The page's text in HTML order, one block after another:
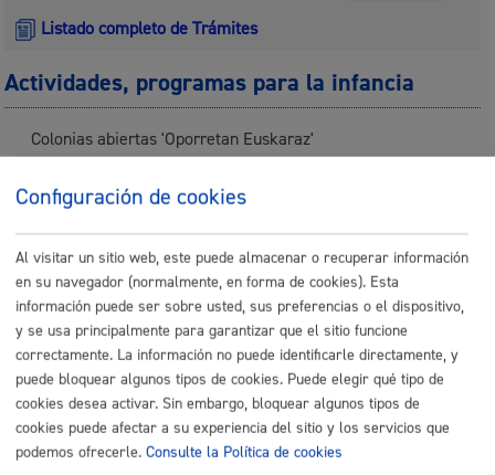
Listado completo de Trámites
Actividades, programas para la infancia
Colonias abiertas 'Oporretan Euskaraz'
ONLINE
TELÉFONO
MÁQUINA
Escuela Música y Danza - Inscripción del alumnado
ONLINE
PRESENCIAL
TELÉFONO
Configuración de cookies
Al visitar un sitio web, este puede almacenar o recuperar información
en su navegador (normalmente, en forma de cookies). Esta
información puede ser sobre usted, sus preferencias o el dispositivo,
y se usa principalmente para garantizar que el sitio funcione
correctamente. La información no puede identificarle directamente, y
puede bloquear algunos tipos de cookies. Puede elegir qué tipo de
cookies desea activar. Sin embargo, bloquear algunos tipos de
cookies puede afectar a su experiencia del sitio y los servicios que
podemos ofrecerle. Consulte la Política de cookies